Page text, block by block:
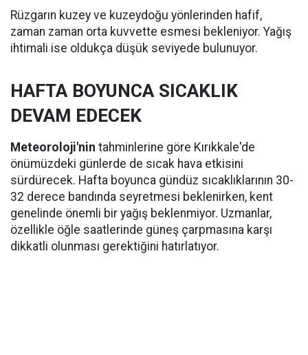
Rüzgarın kuzey ve kuzeydoğu yönlerinden hafif,
zaman zaman orta kuvvette esmesi bekleniyor. Yağış
ihtimali ise oldukça düşük seviyede bulunuyor.
HAFTA BOYUNCA SICAKLIK
DEVAM EDECEK
Meteoroloji'nin tahminlerine göre Kırıkkale'de
önümüzdeki günlerde de sıcak hava etkisini
sürdürecek. Hafta boyunca gündüz sıcaklıklarının 30-
32 derece bandında seyretmesi beklenirken, kent
genelinde önemli bir yağış beklenmiyor. Uzmanlar,
özellikle öğle saatlerinde güneş çarpmasına karşı
dikkatli olunması gerektiğini hatırlatıyor.